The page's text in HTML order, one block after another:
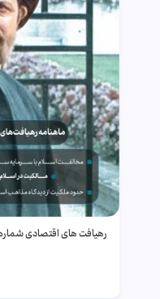
رهیافت های اقتصادی